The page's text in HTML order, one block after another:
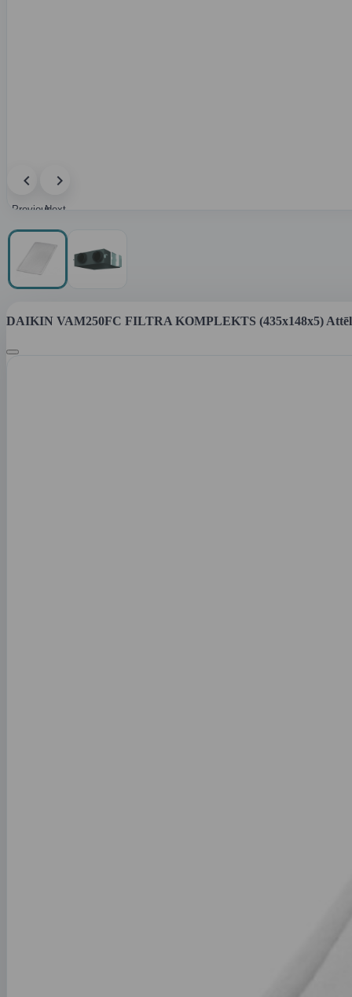
PreviousNext
DAIKIN VAM250FC FILTRA KOMPLEKTS (435x148x5)